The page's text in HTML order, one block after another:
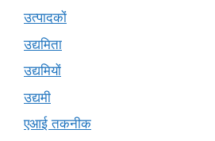
उत्पादकों
उद्यमिता
उद्यमियों
उद्यमी
एआई तकनीक